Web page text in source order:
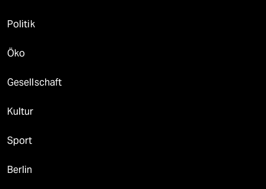
Politik
Öko
Gesellschaft
Kultur
Sport
Berlin